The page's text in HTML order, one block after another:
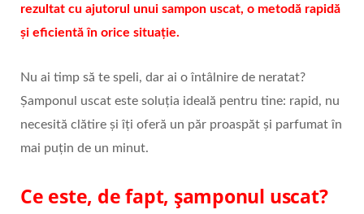
rezultat cu ajutorul unui sampon uscat, o metodă rapidă
și eficientă în orice situație.
Nu ai timp să te speli, dar ai o întâlnire de neratat?
Șamponul uscat este soluția ideală pentru tine: rapid, nu
necesită clătire și îți oferă un păr proaspăt și parfumat în
mai puțin de un minut.
Ce este, de fapt, șamponul uscat?